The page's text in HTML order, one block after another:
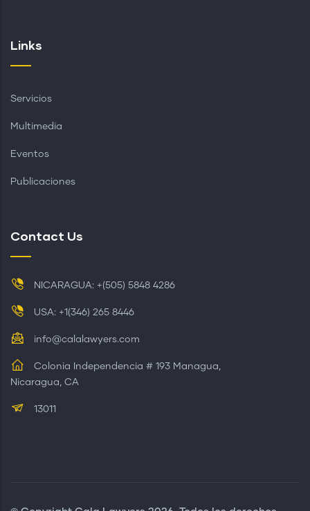
Links
Servicios
Multimedia
Eventos
Publicaciones
Contact Us
NICARAGUA: +(505) 5848 4286
USA: +1(346) 265 8446
info@calalawyers.com
Colonia Independencia # 193 Managua,
Nicaragua, CA
13011